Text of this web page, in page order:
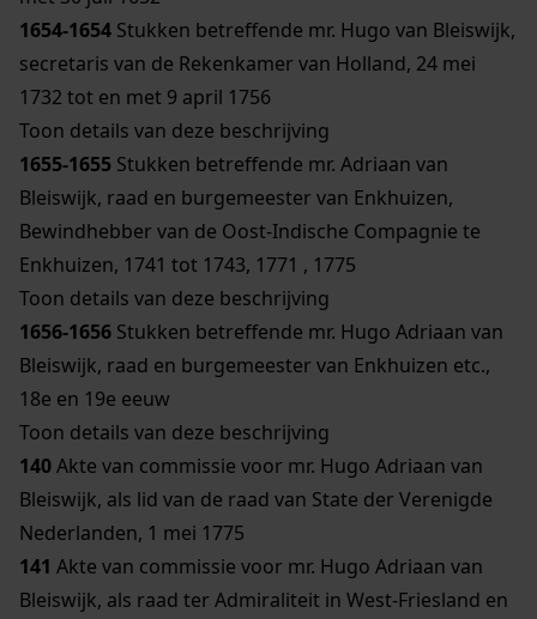
1654-1654 Stukken betreffende mr. Hugo van Bleiswijk,
secretaris van de Rekenkamer van Holland, 24 mei
1732 tot en met 9 april 1756
Toon details van deze beschrijving
1655-1655 Stukken betreffende mr. Adriaan van
Bleiswijk, raad en burgemeester van Enkhuizen,
Bewindhebber van de Oost-Indische Compagnie te
Enkhuizen, 1741 tot 1743, 1771 , 1775
Toon details van deze beschrijving
1656-1656 Stukken betreffende mr. Hugo Adriaan van
Bleiswijk, raad en burgemeester van Enkhuizen etc.,
18e en 19e eeuw
Toon details van deze beschrijving
140Akte van commissie voor mr. Hugo Adriaan van
Bleiswijk, als lid van de raad van State der Verenigde
Nederlanden, 1 mei 1775
141 Akte van commissie voor mr. Hugo Adriaan van
Bleiswijk, als raad ter Admiraliteit in West-Friesland en